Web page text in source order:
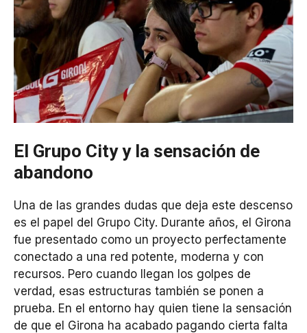
El Grupo City y la sensación de
abandono
Una de las grandes dudas que deja este descenso
es el papel del Grupo City. Durante años, el Girona
fue presentado como un proyecto perfectamente
conectado a una red potente, moderna y con
recursos. Pero cuando llegan los golpes de
verdad, esas estructuras también se ponen a
prueba. En el entorno hay quien tiene la sensación
de que el Girona ha acabado pagando cierta falta